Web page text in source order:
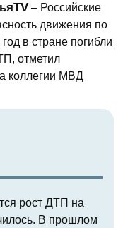
– Российские
движения по
в стране погибли
отметил
коллегии МВД
рост ДТП на
В прошлом